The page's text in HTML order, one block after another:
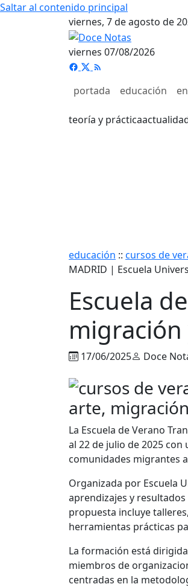
Saltar al contenido principal
viernes, 7 de agosto de
viernes 07/08/2026
portada educación
teoría y práctica
educación :: cursos de
MADRID | Escuela
Escuela
17/06/2025 Doce
La Escuela de Verano
al 22 de julio de 2025
comunidades migrantes
Organizada por Escuela
aprendizajes y
propuesta incluye
herramientas prácticas
La formación está
miembros de
centradas en la